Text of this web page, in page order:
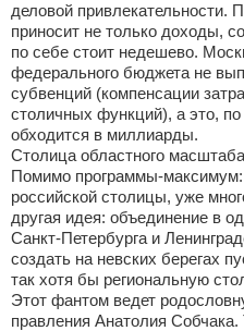
деловой привлекательности.
приносит не только доходы,
по себе стоит недешево.
федерального бюджета не
субвенций (компенсации
столичных функций), а это,
обходится в миллиарды.
Столица областного масштаба
Помимо программы-максимум:
российской столицы, уже
другая идея: объединение в
Санкт-Петербурга и
создать на невских берегах
так хотя бы региональную
Этот фантом ведет
правления Анатолия Собчака.